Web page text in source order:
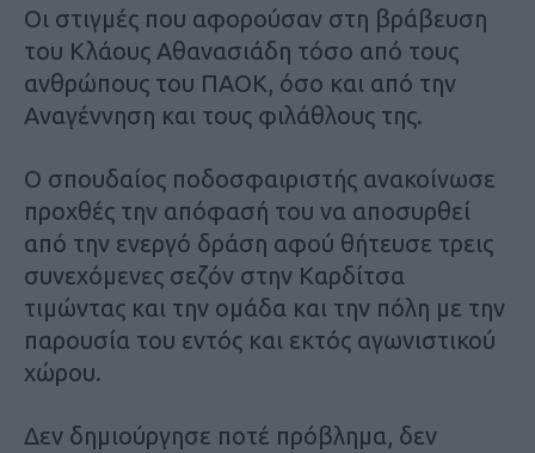
Οι στιγμές που αφορούσαν στη βράβευση
του Κλάους Αθανασιάδη τόσο από τους
ανθρώπους του ΠΑΟΚ, όσο και από την
Αναγέννηση και τους φιλάθλους της.
Ο σπουδαίος ποδοσφαιριστής ανακοίνωσε
προχθές την απόφασή του να αποσυρθεί
από την ενεργό δράση αφού θήτευσε τρεις
συνεχόμενες σεζόν στην Καρδίτσα
τιμώντας και την ομάδα και την πόλη με την
παρουσία του εντός και εκτός αγωνιστικού
χώρου.
Δεν δημιούργησε ποτέ πρόβλημα, δεν